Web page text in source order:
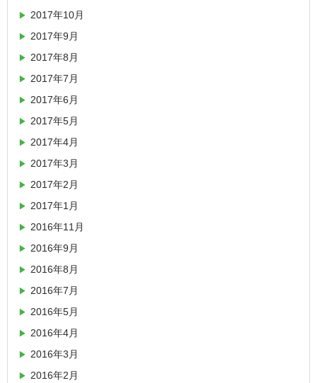
2017年10月
2017年9月
2017年8月
2017年7月
2017年6月
2017年5月
2017年4月
2017年3月
2017年2月
2017年1月
2016年11月
2016年9月
2016年8月
2016年7月
2016年5月
2016年4月
2016年3月
2016年2月